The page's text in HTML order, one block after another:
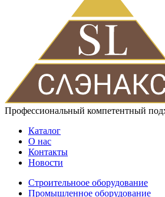
Профессиональный компетентный
Каталог
О нас
Контакты
Новости
Строительноое оборудование
Промышленное оборудование